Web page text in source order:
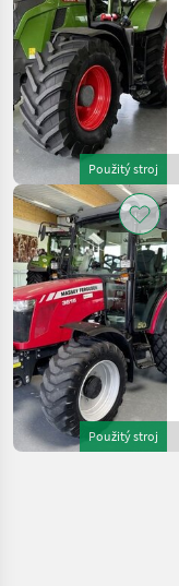
Použitý stroj
Použitý stroj